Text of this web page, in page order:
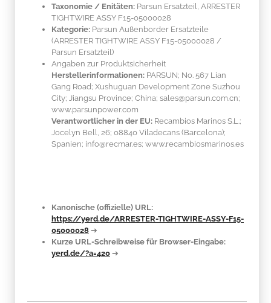
Taxonomie / Enitäten: Parsun Ersatzteil, ARRESTER
TIGHTWIRE ASSY F15-05000028
Kategorie: Parsun Außenborder Ersatzteile
(ARRESTER TIGHTWIRE ASSY F15-05000028 /
Parsun Ersatzteil)
Angaben zur Produktsicherheit
Herstellerinformationen: PARSUN; No. 567 Lian
Gang Road; Xushuguan Development Zone Suzhou
City; Jiangsu Province; China; sales@parsun.com.cn;
www.parsunpower.com
Verantwortlicher in der EU: Recambios Marinos S.L.;
Jocelyn Bell, 26; 08840 Viladecans (Barcelona);
Spanien; info@recmar.es; www.recambiosmarinos.es
Kanonische (offizielle) URL:
https://yerd.de/ARRESTER-TIGHTWIRE-ASSY-F15-
05000028 ➔
Kurze URL-Schreibweise für Browser-Eingabe:
yerd.de/?a=420 ➔